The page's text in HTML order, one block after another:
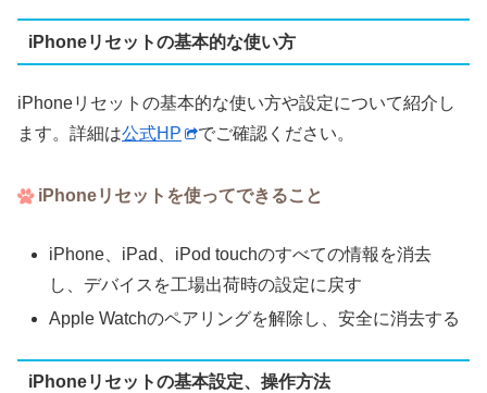
iPhoneリセットの基本的な使い方
iPhoneリセットの基本的な使い方や設定について紹介し
ます。詳細は公式HP でご確認ください。
iPhoneリセットを使ってできること
iPhone、iPad、iPod touchのすべての情報を消去
し、デバイスを工場出荷時の設定に戻す
Apple Watchのペアリングを解除し、安全に消去する
iPhoneリセットの基本設定、操作方法